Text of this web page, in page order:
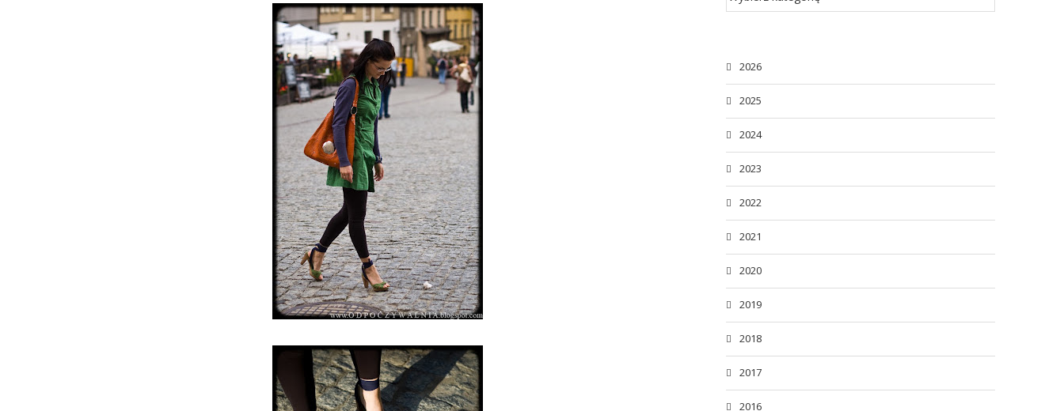
2026
2025
2024
2023
2022
2021
2020
2019
2018
2017
2016